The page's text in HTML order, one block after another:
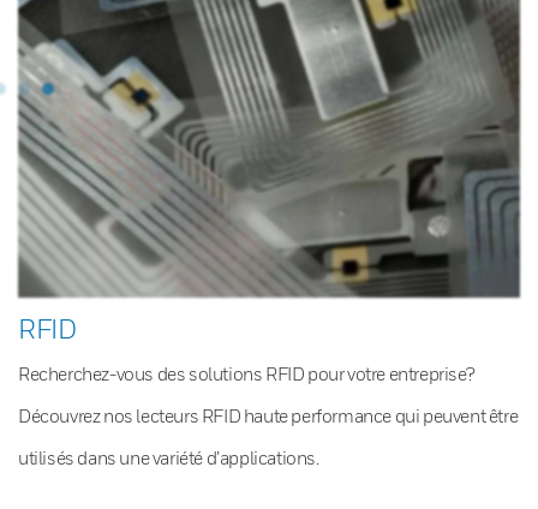
RFID
Recherchez-vous des solutions RFID pour votre entreprise?
Découvrez nos lecteurs RFID haute performance qui peuvent être
utilisés dans une variété d’applications.